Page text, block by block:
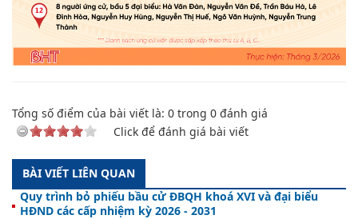
Tổng số điểm của bài viết là: 0 trong 0 đánh giá
Click để đánh giá bài viết
BÀI VIẾT LIÊN QUAN
Quy trình bỏ phiếu bầu cử ĐBQH khoá XVI và đại biểu
HĐND các cấp nhiệm kỳ 2026 - 2031